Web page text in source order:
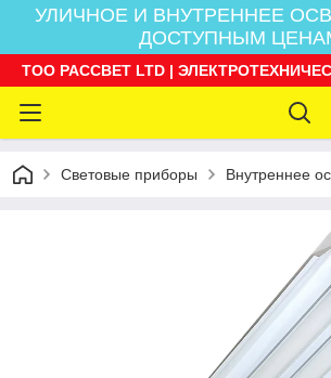
УЛИЧНОЕ И ВНУТРЕННЕЕ
ДОСТУПНЫМ
ТОО РАССВЕТ LTD |
Световые приборы Внутреннее